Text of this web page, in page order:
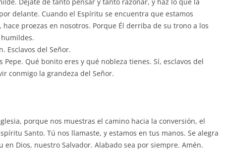
Déjate de tanto pensar y tanto razonar, y haz lo que la
delante. Cuando el Espíritu se encuentra que estamos
proezas en nosotros. Porque Él derriba de su trono a los
Esclavos del Señor.
Pepe. Qué bonito eres y qué nobleza tienes. Sí, esclavos del
conmigo la grandeza del Señor.
porque nos muestras el camino hacia la conversión, el
Santo. Tú nos llamaste, y estamos en tus manos. Se alegra
Dios, nuestro Salvador. Alabado sea por siempre. Amén.